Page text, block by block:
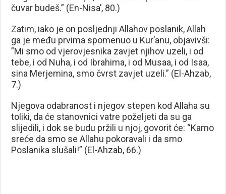
čuvar budeš.” (En-Nisa’, 80.)
Zatim, iako je on posljednji Allahov poslanik, Allah
ga je među prvima spomenuo u Kur’anu, objavivši:
”Mi smo od vjerovjesnika zavjet njihov uzeli, i od
tebe, i od Nuha, i od Ibrahima, i od Musaa, i od Isaa,
sina Merjemina, smo čvrst zavjet uzeli.” (El-Ahzab,
7.)
Njegova odabranost i njegov stepen kod Allaha su
toliki, da će stanovnici vatre poželjeti da su ga
slijedili, i dok se budu pržili u njoj, govorit će: “Kamo
sreće da smo se Allahu pokoravali i da smo
Poslanika slušali!” (El-Ahzab, 66.)